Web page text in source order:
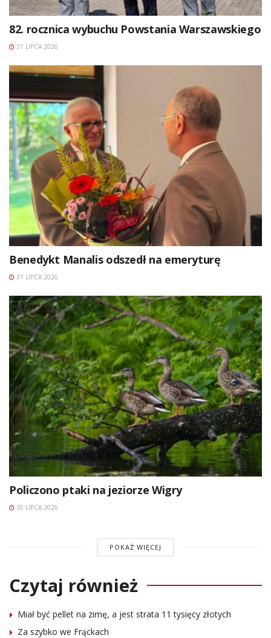
82. rocznica wybuchu Powstania Warszawskiego
31 LIPCA 2026
Benedykt Manalis odszedł na emeryturę
31 LIPCA 2026
Policzono ptaki na jeziorze Wigry
30 LIPCA 2026
POKAŻ WIĘCEJ
Czytaj również
Miał być pellet na zimę, a jest strata 11 tysięcy złotych
Za szybko we Frąckach